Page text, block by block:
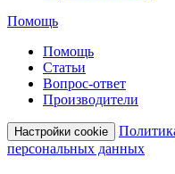
Помощь
Помощь
Статьи
Вопрос-ответ
Производители
Настройки cookie
персональных данных